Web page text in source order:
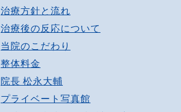
治療方針と流れ
治療後の反応について
当院のこだわり
整体料金
院長 松永大輔
プライベート写真館